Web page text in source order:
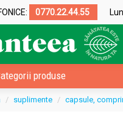
0770.22.44.55
produse
suplimente capsule,